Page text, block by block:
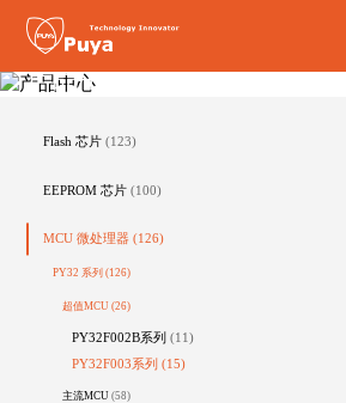
产品中心
Flash 芯片 (123)
EEPROM 芯片 (100)
MCU 微处理器 (126)
PY32 系列(126)
超值MCU(26)
PY32F002B系列(11)
PY32F003系列(15)
主流MCU(58)